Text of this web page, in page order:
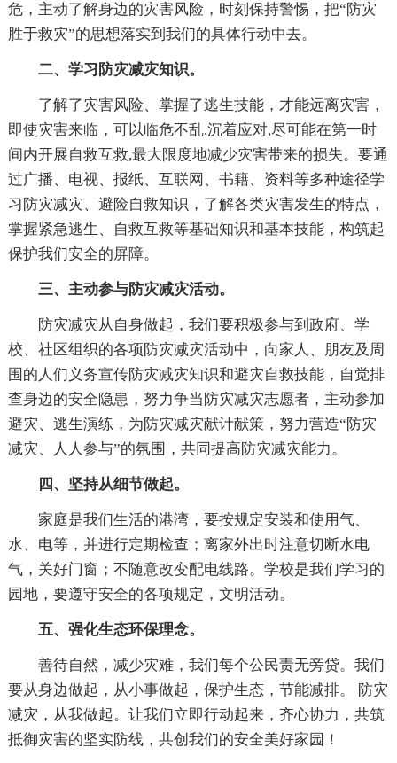
危，主动了解身边的灾害风险，时刻保持警惕，把“防灾
胜于救灾”的思想落实到我们的具体行动中去。
二、学习防灾减灾知识。
了解了灾害风险、掌握了逃生技能，才能远离灾害，
即使灾害来临，可以临危不乱,沉着应对,尽可能在第一时
间内开展自救互救,最大限度地减少灾害带来的损失。要通
过广播、电视、报纸、互联网、书籍、资料等多种途径学
习防灾减灾、避险自救知识，了解各类灾害发生的特点，
掌握紧急逃生、自救互救等基础知识和基本技能，构筑起
保护我们安全的屏障。
三、主动参与防灾减灾活动。
防灾减灾从自身做起，我们要积极参与到政府、学
校、社区组织的各项防灾减灾活动中，向家人、朋友及周
围的人们义务宣传防灾减灾知识和避灾自救技能，自觉排
查身边的安全隐患，努力争当防灾减灾志愿者，主动参加
避灾、逃生演练，为防灾减灾献计献策，努力营造“防灾
减灾、人人参与”的氛围，共同提高防灾减灾能力。
四、坚持从细节做起。
家庭是我们生活的港湾，要按规定安装和使用气、
水、电等，并进行定期检查；离家外出时注意切断水电
气，关好门窗；不随意改变配电线路。学校是我们学习的
园地，要遵守安全的各项规定，文明活动。
五、强化生态环保理念。
善待自然，减少灾难，我们每个公民责无旁贷。我们
要从身边做起，从小事做起，保护生态，节能减排。 防灾
减灾，从我做起。让我们立即行动起来，齐心协力，共筑
抵御灾害的坚实防线，共创我们的安全美好家园！